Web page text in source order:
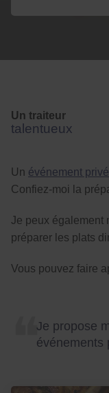
Un traiteur
talentueux
Un événement privé
Confiez-moi la
Je peux également
préparer les plats
Vous pouvez faire
Je propose
événements